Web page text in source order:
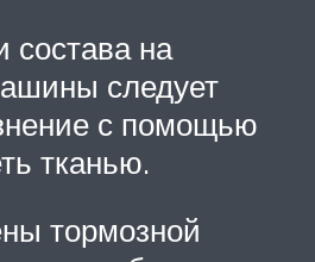
состава на
следует
с помощью
тканью.
тормозной